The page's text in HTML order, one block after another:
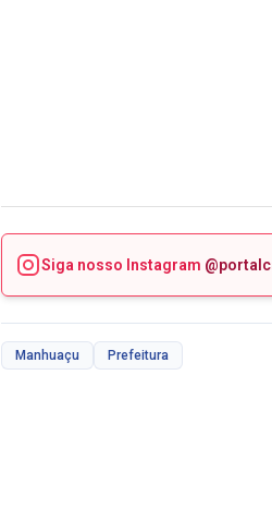
Siga nosso Instagram
Manhuaçu Prefeitura